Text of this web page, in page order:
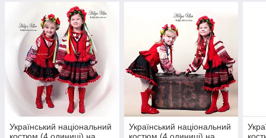
Український національний
костюм (4 одиниці) на
Український національний
костюм (4 одиниці) на